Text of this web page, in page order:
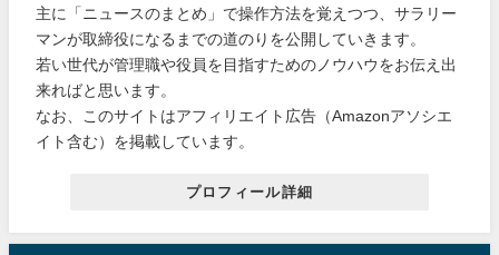
主に「ニュースのまとめ」で操作方法を覚えつつ、サラリー
マンが取締役になるまでの道のりを公開していきます。
若い世代が管理職や役員を目指すためのノウハウをお伝え出
来ればと思います。
なお、このサイトはアフィリエイト広告（Amazonアソシエ
イト含む）を掲載しています。
プロフィール詳細